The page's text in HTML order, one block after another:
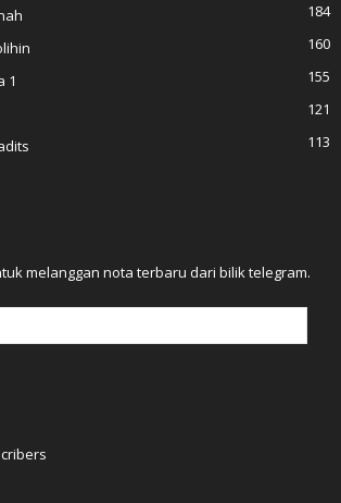
184
160
1
155
121
113
melanggan nota terbaru dari bilik telegram.